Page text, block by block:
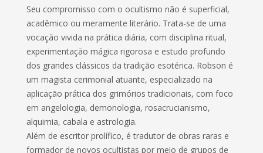
Seu compromisso com o ocultismo não é superficial,
acadêmico ou meramente literário. Trata-se de uma
vocação vivida na prática diária, com disciplina ritual,
experimentação mágica rigorosa e estudo profundo
dos grandes clássicos da tradição esotérica. Robson é
um magista cerimonial atuante, especializado na
aplicação prática dos grimórios tradicionais, com foco
em angelologia, demonologia, rosacrucianismo,
alquimia, cabala e astrologia.
Além de escritor prolífico, é tradutor de obras raras e
formador de novos ocultistas por meio de grupos de